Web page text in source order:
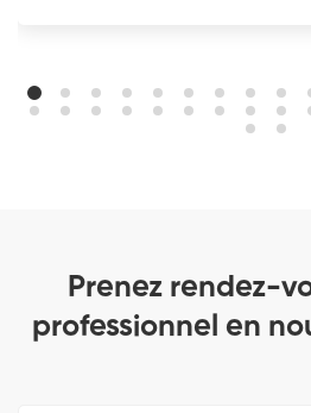
Prenez rendez-
professionnel en